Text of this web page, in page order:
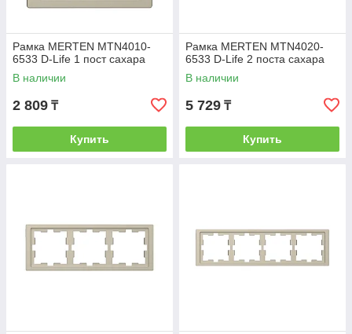
Рамка MERTEN MTN4010-
6533 D-Life 1 пост сахара
В наличии
2 809 ₸
Купить
Рамка MERTEN MTN4020-
6533 D-Life 2 поста сахара
В наличии
5 729 ₸
Купить